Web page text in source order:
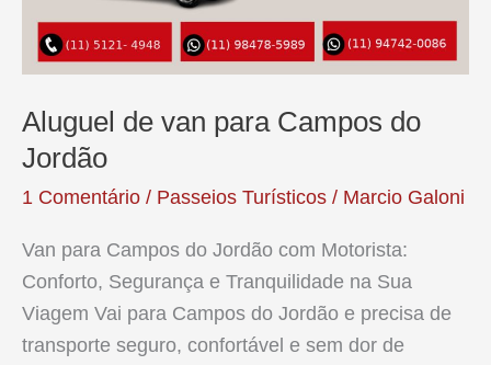
Aluguel de van para Campos do
Jordão
1 Comentário / Passeios Turísticos / Marcio Galoni
Van para Campos do Jordão com Motorista:
Conforto, Segurança e Tranquilidade na Sua
Viagem Vai para Campos do Jordão e precisa de
transporte seguro, confortável e sem dor de